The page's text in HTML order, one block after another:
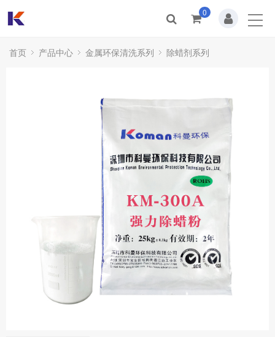
关于我们
产品中心
合作案例
人才招聘
联系我们
0
首页 产品中心 金属环保清洗系列 除蜡剂系列